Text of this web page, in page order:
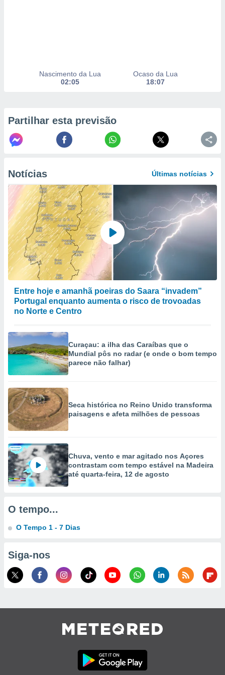
de
para
utilizar
criar
medir
da
os
de
de dados
e melhorar
dados
através
de
1199
Nascimento da Lua
02:05
Ocaso da Lua
18:07
Partilhar esta previsão
Notícias Últimas notícias
Entre hoje e amanhã poeiras do Saara “invadem”
Portugal enquanto aumenta o risco de trovoadas
no Norte e Centro
Curaçau: a ilha das Caraíbas que o
Mundial pôs no radar (e onde o bom tempo
parece não falhar)
Seca histórica no Reino Unido transforma
paisagens e afeta milhões de pessoas
Chuva, vento e mar agitado nos Açores
contrastam com tempo estável na Madeira
até quarta-feira, 12 de agosto
O tempo...
O Tempo 1 - 7 Dias
Siga-nos